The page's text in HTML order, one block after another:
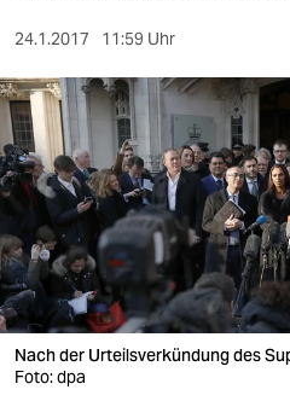
kultur
sport
berlin
nord
wahrheit
verlag
verlag
24.1.2017 11:59 Uhr
Nach der Urteilsverkündung des
Foto: dpa